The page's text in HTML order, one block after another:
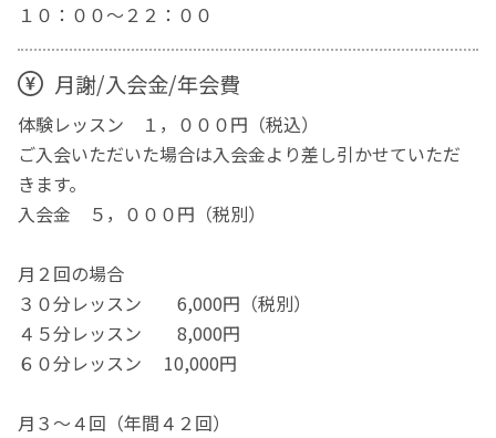
１０：００～２２：００
月謝/入会金/年会費
体験レッスン １，０００円（税込）
ご入会いただいた場合は入会金より差し引かせていただ
きます。
入会金 ５，０００円（税別）
月２回の場合
３０分レッスン 6,000円（税別）
４５分レッスン 8,000円
６０分レッスン 10,000円
月３～４回（年間４２回）